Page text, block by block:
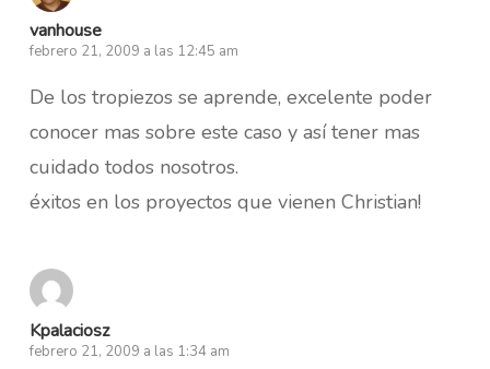
vanhouse
febrero 21, 2009 a las 12:45 am
De los tropiezos se aprende, excelente poder
conocer mas sobre este caso y así tener mas
cuidado todos nosotros.
éxitos en los proyectos que vienen Christian!
Kpalaciosz
febrero 21, 2009 a las 1:34 am